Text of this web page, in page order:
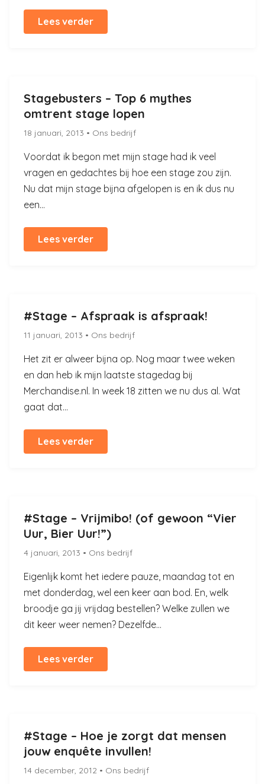
Lees verder
Stagebusters – Top 6 mythes
omtrent stage lopen
18 januari, 2013 • Ons bedrijf
Voordat ik begon met mijn stage had ik veel
vragen en gedachtes bij hoe een stage zou zijn.
Nu dat mijn stage bijna afgelopen is en ik dus nu
een...
Lees verder
#Stage – Afspraak is afspraak!
11 januari, 2013 • Ons bedrijf
Het zit er alweer bijna op. Nog maar twee weken
en dan heb ik mijn laatste stagedag bij
Merchandise.nl. In week 18 zitten we nu dus al. Wat
gaat dat...
Lees verder
#Stage – Vrijmibo! (of gewoon “Vier
Uur, Bier Uur!”)
4 januari, 2013 • Ons bedrijf
Eigenlijk komt het iedere pauze, maandag tot en
met donderdag, wel een keer aan bod. En, welk
broodje ga jij vrijdag bestellen? Welke zullen we
dit keer weer nemen? Dezelfde...
Lees verder
#Stage – Hoe je zorgt dat mensen
jouw enquête invullen!
14 december, 2012 • Ons bedrijf